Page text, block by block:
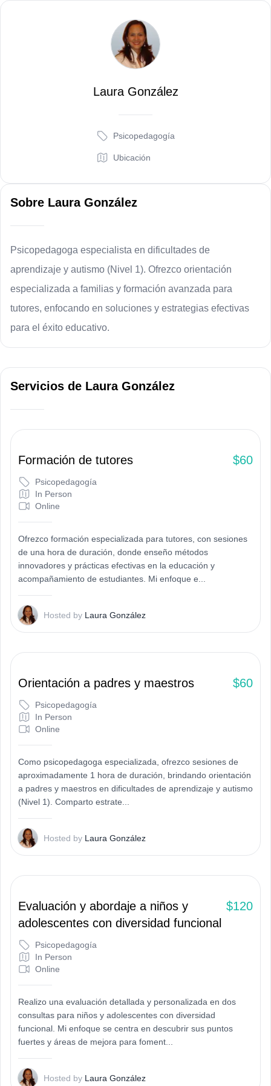
L
Laura González
Psicopedagogía
Ubicación
Sobre Laura González
Psicopedagoga especialista en dificultades de
aprendizaje y autismo (Nivel 1). Ofrezco orientación
especializada a familias y formación avanzada para
tutores, enfocando en soluciones y estrategias efectivas
para el éxito educativo.
Servicios de Laura González
Formación de tutores $60
Psicopedagogía
In Person
Online
Ofrezco formación especializada para tutores, con sesiones
de una hora de duración, donde enseño métodos
innovadores y prácticas efectivas en la educación y
acompañamiento de estudiantes. Mi enfoque e...
L Hosted by Laura González
Orientación a padres y maestros $60
Psicopedagogía
In Person
Online
Como psicopedagoga especializada, ofrezco sesiones de
aproximadamente 1 hora de duración, brindando orientación
a padres y maestros en dificultades de aprendizaje y autismo
(Nivel 1). Comparto estrate...
L Hosted by Laura González
Evaluación y abordaje a niños y
adolescentes con diversidad funcional
$120
Psicopedagogía
In Person
Online
Realizo una evaluación detallada y personalizada en dos
consultas para niños y adolescentes con diversidad
funcional. Mi enfoque se centra en descubrir sus puntos
fuertes y áreas de mejora para foment...
L Hosted by Laura González